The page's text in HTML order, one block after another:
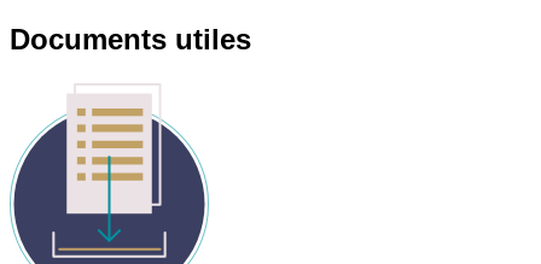
Documents utiles